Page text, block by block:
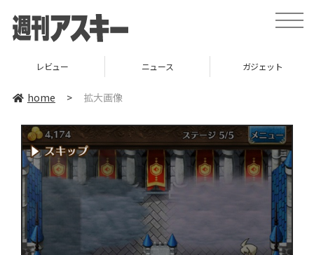
toggle
レビュー ニュース ガジェット
home > 拡大画像